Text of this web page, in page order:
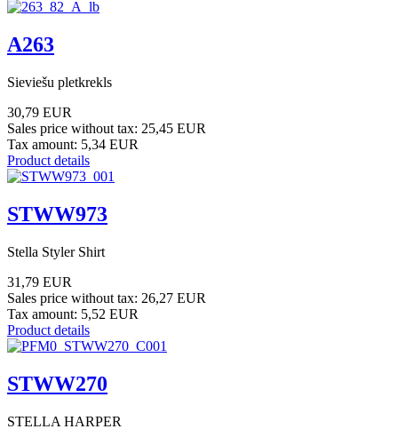
A263
Sieviešu pletkrekls
30,79 EUR
Sales price without tax: 25,45 EUR
Tax amount: 5,34 EUR
Product details
STWW973
Stella Styler Shirt
31,79 EUR
Sales price without tax: 26,27 EUR
Tax amount: 5,52 EUR
Product details
STWW270
STELLA HARPER